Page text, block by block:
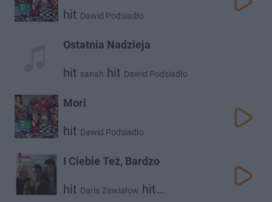
hit Dawid Podsiadło
Ostatnia Nadzieja
hit sanah hit Dawid Podsiadło
Mori
hit Dawid Podsiadło
I Ciebie Też, Bardzo
hit Daria Zawiałow hit